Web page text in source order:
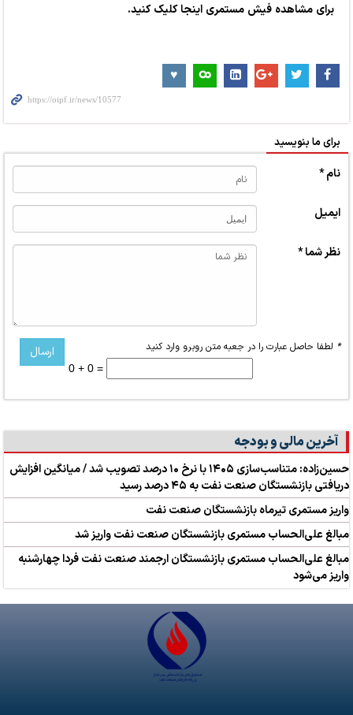
برای مشاهده فیش مستمری اینجا کلیک کنید.
برای ما بنویسید
نام *
ایمیل
نظر شما *
* لطفا حاصل عبارت را در جعبه متن روبرو وارد کنید
0 + 0 =
آخرین مالی و بودجه
حسین‌زاده: متناسب‌سازی ۱۴۰۵ با نرخ ۱۰ درصد تصویب شد / میانگین افزایش
دریافتی بازنشستگان صنعت نفت به ۴۵ درصد رسید
واریز مستمری تیرماه بازنشستگان صنعت نفت
مبالغ علی‌الحساب مستمری بازنشستگان صنعت نفت واریز شد
مبالغ علی‌الحساب مستمری بازنشستگان ارجمند صنعت نفت فردا چهارشنبه
واریز می‌شود